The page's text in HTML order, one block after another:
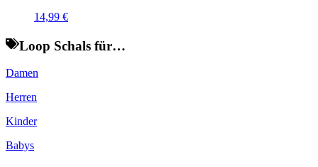
14,99 €
Loop Schals für…
Damen
Herren
Kinder
Babys